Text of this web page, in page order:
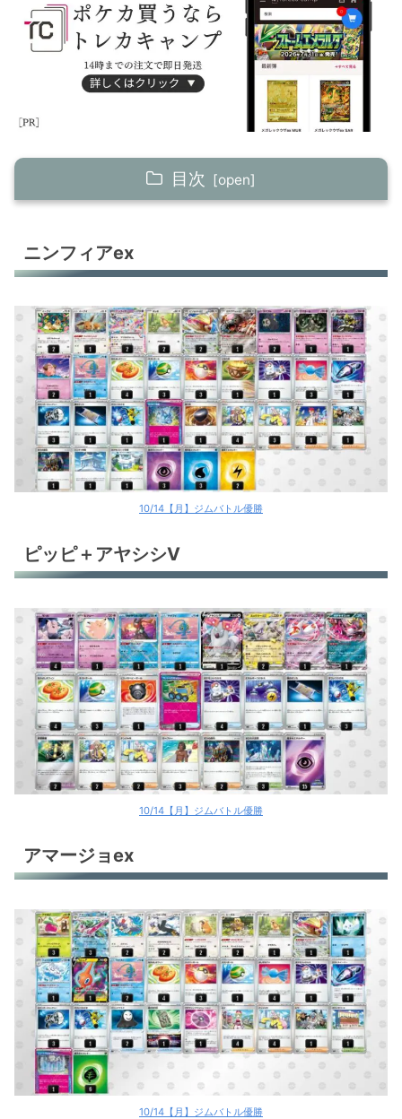
目次
ピッピ＋アヤシシV
ブリジュラスex
ウガツホムラex
ヒスイゾロアークV
テツノブジンex＋エンテイV
アルセウスV
ソウブレイズex
テラパゴスex
オリジンパルキアV
サーフゴーex
ゲッコウガex
ロストギラティナ
ロストギラティナ
ミライドンex
トドロクツキex
トドロクツキex
ロストバレット
ロストバレット
古代バレット
ポケカ環境デッキレシピ
ニンフィアex
10/14【月】ジムバトル優勝
ピッピ＋アヤシシV
10/14【月】ジムバトル優勝
アマージョex
10/14【月】ジムバトル優勝